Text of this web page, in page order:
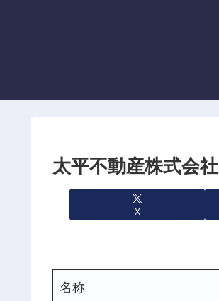
太平不動産株式会社
X
名称